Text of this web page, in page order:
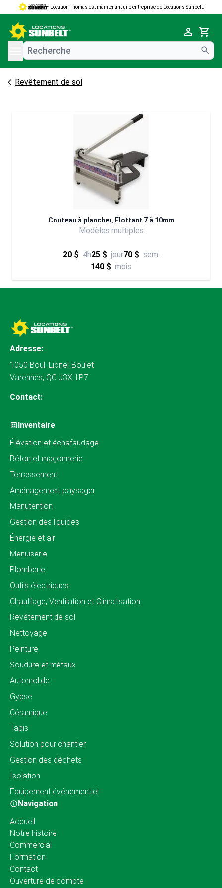
Location Thomas est maintenant une entreprise de Locations Sunbelt.
Cart
menu
Revêtement de sol
Couteau à plancher, Flottant 7 à 10mm
Modèles multiples
20 $ 4h25 $ jour70 $ sem.
140 $ mois
Adresse:
1050 Boul. Lionel-Boulet
Varennes, QC J3X 1P7
Contact:
Inventaire
Élévation et échafaudage
Béton et maçonnerie
Terrassement
Aménagement paysager
Manutention
Gestion des liquides
Énergie et air
Menuiserie
Plomberie
Outils électriques
Chauffage, Ventilation et Climatisation
Revêtement de sol
Nettoyage
Peinture
Soudure et métaux
Automobile
Gypse
Céramique
Tapis
Solution pour chantier
Gestion des déchets
Isolation
Équipement événementiel
Navigation
Accueil
Notre histoire
Commercial
Formation
Contact
Ouverture de compte